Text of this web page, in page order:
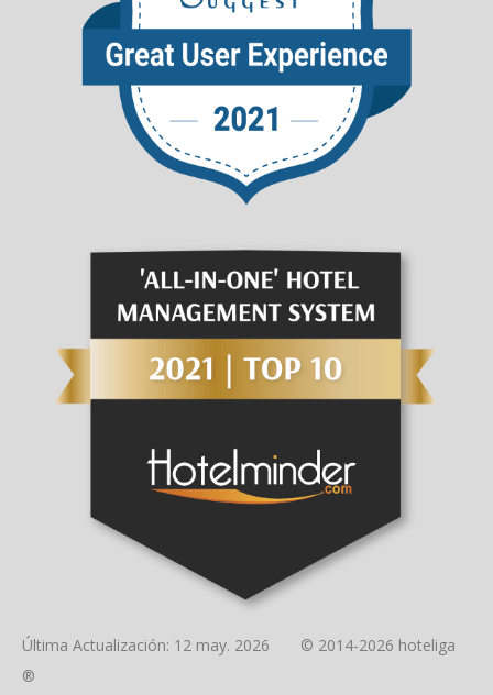
Última Actualización: 12 may. 2026 © 2014-2026 hoteliga
®